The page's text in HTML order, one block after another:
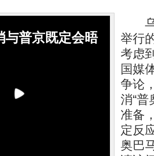
与普京既定会晤
乌
举行
考虑
国媒
争论
消“普
准备
定反
奥巴